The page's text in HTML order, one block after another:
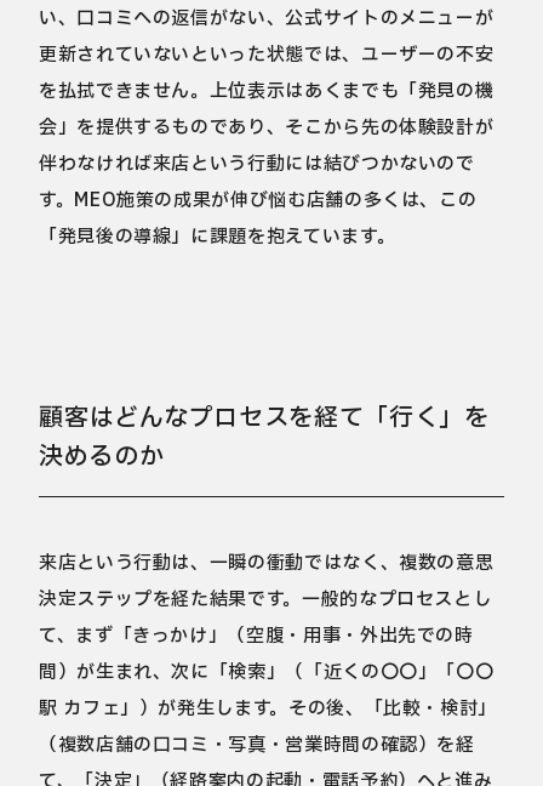
い、口コミへの返信がない、公式サイトのメニューが
更新されていないといった状態では、ユーザーの不安
を払拭できません。上位表示はあくまでも「発見の機
会」を提供するものであり、そこから先の体験設計が
伴わなければ来店という行動には結びつかないので
す。MEO施策の成果が伸び悩む店舗の多くは、この
「発見後の導線」に課題を抱えています。
顧客はどんなプロセスを経て「行く」を
決めるのか
来店という行動は、一瞬の衝動ではなく、複数の意思
決定ステップを経た結果です。一般的なプロセスとし
て、まず「きっかけ」（空腹・用事・外出先での時
間）が生まれ、次に「検索」（「近くの〇〇」「〇〇
駅 カフェ」）が発生します。その後、「比較・検討」
（複数店舗の口コミ・写真・営業時間の確認）を経